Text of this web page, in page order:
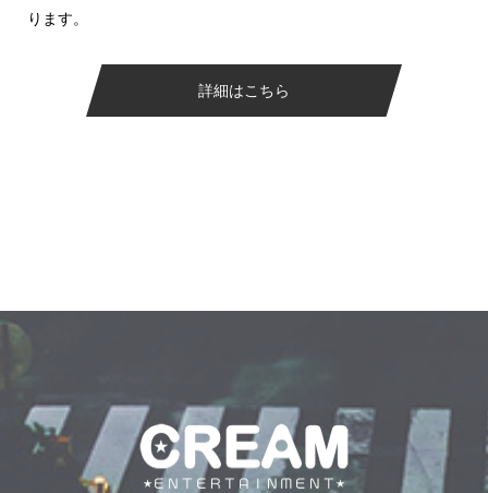
ります。
詳細はこちら